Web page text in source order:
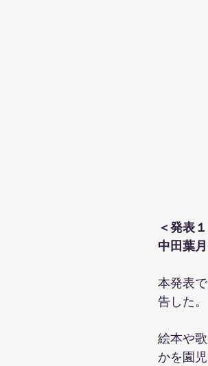
＜発表
中田葉
本発表
告した。
絵本や
かを園